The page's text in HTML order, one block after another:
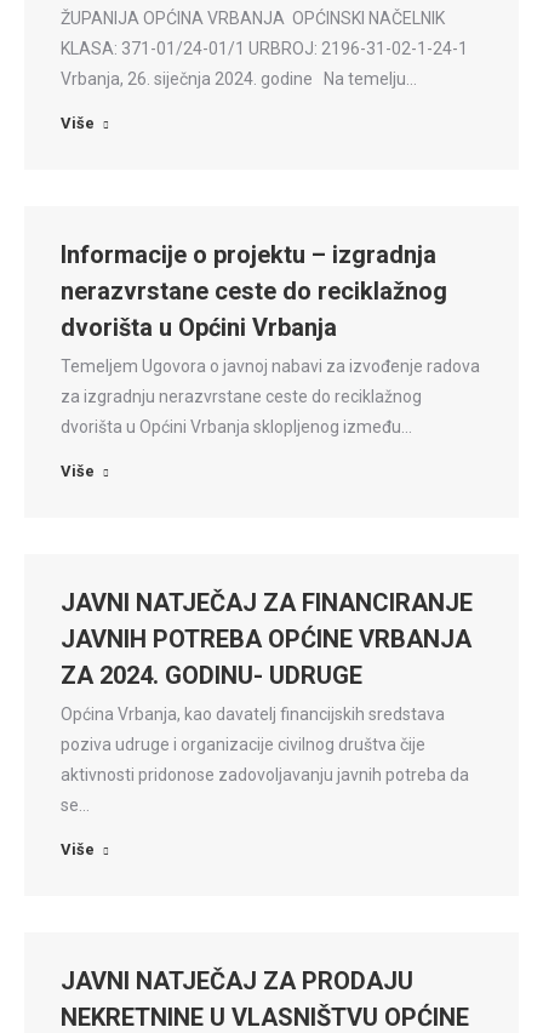
ŽUPANIJA OPĆINA VRBANJA OPĆINSKI NAČELNIK
KLASA: 371-01/24-01/1 URBROJ: 2196-31-02-1-24-1
Vrbanja, 26. siječnja 2024. godine Na temelju…
Više
Informacije o projektu – izgradnja
nerazvrstane ceste do reciklažnog
dvorišta u Općini Vrbanja
Temeljem Ugovora o javnoj nabavi za izvođenje radova
za izgradnju nerazvrstane ceste do reciklažnog
dvorišta u Općini Vrbanja sklopljenog između…
Više
JAVNI NATJEČAJ ZA FINANCIRANJE
JAVNIH POTREBA OPĆINE VRBANJA
ZA 2024. GODINU- UDRUGE
Općina Vrbanja, kao davatelj financijskih sredstava
poziva udruge i organizacije civilnog društva čije
aktivnosti pridonose zadovoljavanju javnih potreba da
se…
Više
JAVNI NATJEČAJ ZA PRODAJU
NEKRETNINE U VLASNIŠTVU OPĆINE